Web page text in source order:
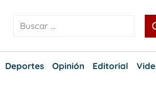
Deportes Opinión Editorial